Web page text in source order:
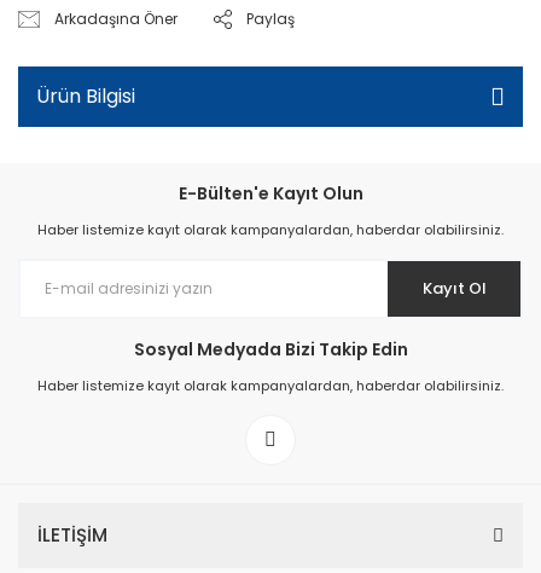
Arkadaşına Öner Paylaş
Ürün Bilgisi
E-Bülten'e Kayıt Olun
Haber listemize kayıt olarak kampanyalardan, haberdar olabilirsiniz.
Kayıt Ol
Sosyal Medyada Bizi Takip Edin
Haber listemize kayıt olarak kampanyalardan, haberdar olabilirsiniz.
İLETİŞİM